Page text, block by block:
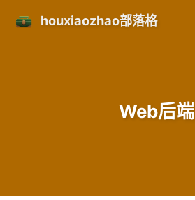
houxiaozhao部落格
Web后端